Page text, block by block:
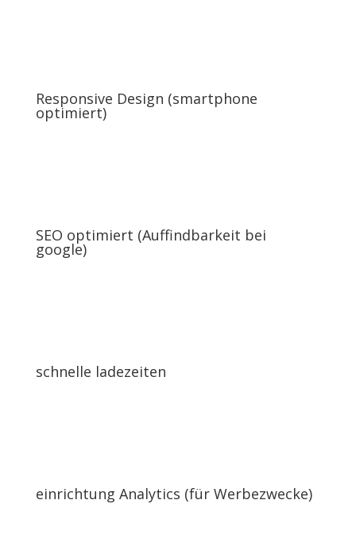
Responsive Design (smartphone
optimiert)
SEO optimiert (Auffindbarkeit bei
google)
schnelle ladezeiten
einrichtung Analytics (für Werbezwecke)